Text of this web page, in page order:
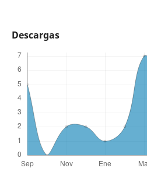
Descargas